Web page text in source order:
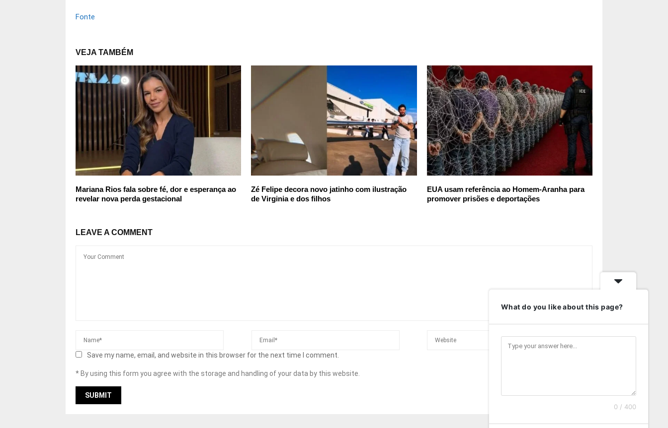
Fonte
VEJA TAMBÉM
Mariana Rios fala sobre fé, dor e esperança ao
revelar nova perda gestacional
Zé Felipe decora novo jatinho com ilustração
de Virginia e dos filhos
EUA usam referência ao Homem-Aranha para
promover prisões e deportações
LEAVE A COMMENT
Save my name, email, and website in this browser for the next time I comment.
* By using this form you agree with the storage and handling of your data by this website.
What do you like about this page?
0 / 400